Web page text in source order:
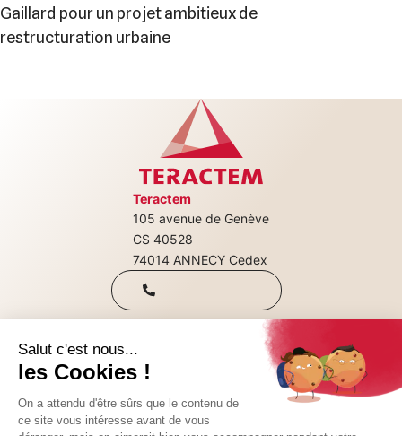
Gaillard pour un projet ambitieux de
restructuration urbaine
Teractem
105 avenue de Genève
CS 40528
74014 ANNECY Cedex
+33(0)4 50 08
CONTACTEZ-NOUS
Qui sommes-nous
Nos consultations